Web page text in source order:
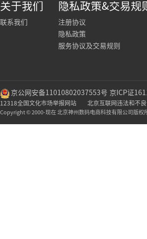
关于我们
联系我们
隐私政策&交易规
注册协议
隐私政策
服务协议及交易规则
京公网安备11010802037553号 京ICP证
12318全国文化市场举报网站 北京互联网违法和不
Copyright © 2000-现在 北京神州数码电商科技有限公司版权